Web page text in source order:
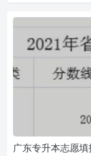
广东专升本志愿